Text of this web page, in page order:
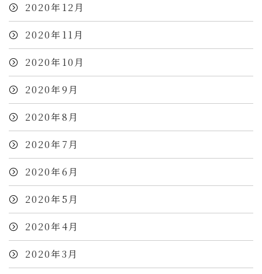
2020年12月
2020年11月
2020年10月
2020年9月
2020年8月
2020年7月
2020年6月
2020年5月
2020年4月
2020年3月